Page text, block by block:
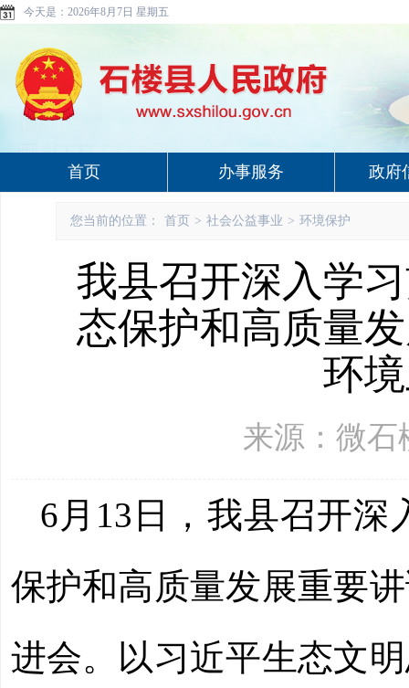
今天是： 2026年8月7日 星期五
首页 办事服务 政府
您当前的位置： 首页 > 社会公益事业 > 环境保护
我县召开深入学
态保护和高质量
环
来源：微石
6 月 13 日，我县召开
保护和高质量发展重要
进会。以习近平生态文